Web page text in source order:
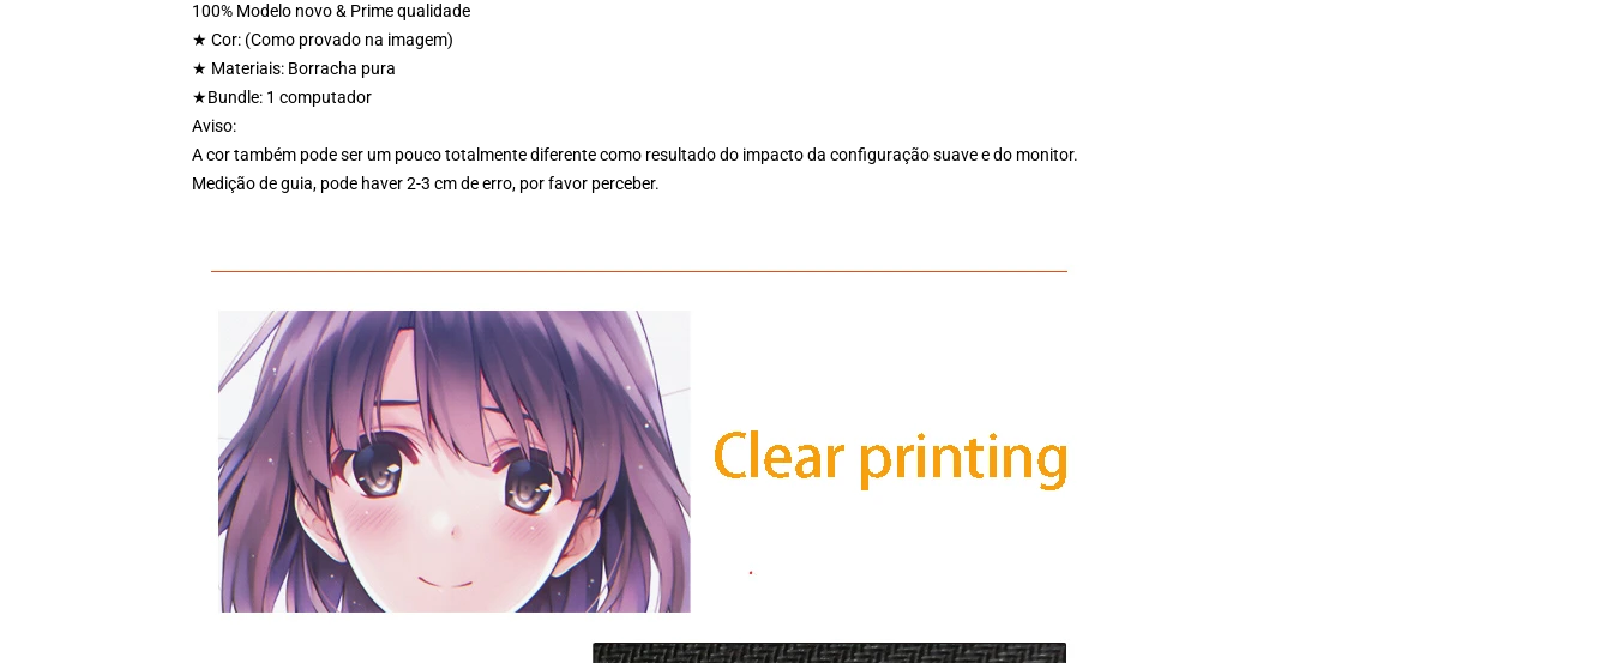
100% Modelo novo & Prime qualidade
★ Cor: (Como provado na imagem)
★ Materiais: Borracha pura
★Bundle: 1 computador
Aviso:
A cor também pode ser um pouco totalmente diferente como resultado do impacto da configuração suave e do monitor.
Medição de guia, pode haver 2-3 cm de erro, por favor perceber.